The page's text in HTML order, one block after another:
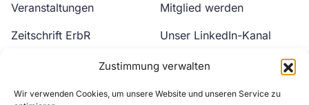
Zustimmung verwalten
Wir verwenden Cookies, um unsere Website und unseren Service zu
Veranstaltungen
Zeitschrift ErbR
Mitglied werden
Unser LinkedIn-Kanal
Unser YouTube-Kanal